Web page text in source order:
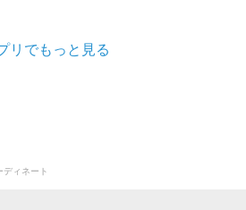
リでもっと見る
ィネート